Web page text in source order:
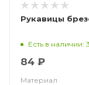
Рукавицы
Есть в наличии:
84 ₽
Материал